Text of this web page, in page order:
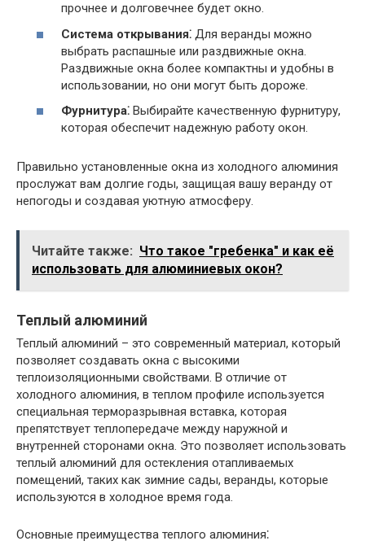
прочнее и долговечнее будет окно.
Система открывания⁚ Для веранды можно
выбрать распашные или раздвижные окна.
Раздвижные окна более компактны и удобны в
использовании, но они могут быть дороже.
Фурнитура⁚ Выбирайте качественную фурнитуру,
которая обеспечит надежную работу окон.
Правильно установленные окна из холодного алюминия
прослужат вам долгие годы, защищая вашу веранду от
непогоды и создавая уютную атмосферу.
Читайте также: Что такое "гребенка" и как её
использовать для алюминиевых окон?
Теплый алюминий
Теплый алюминий – это современный материал, который
позволяет создавать окна с высокими
теплоизоляционными свойствами. В отличие от
холодного алюминия, в теплом профиле используется
специальная терморазрывная вставка, которая
препятствует теплопередаче между наружной и
внутренней сторонами окна. Это позволяет использовать
теплый алюминий для остекления отапливаемых
помещений, таких как зимние сады, веранды, которые
используются в холодное время года.
Основные преимущества теплого алюминия⁚